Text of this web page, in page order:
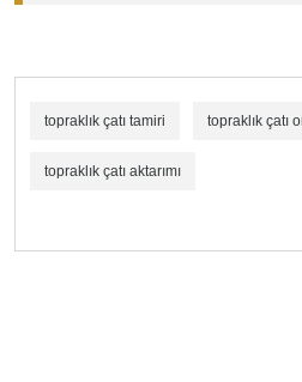
topraklık çatı tamiri topraklık çatı
topraklık çatı aktarımı